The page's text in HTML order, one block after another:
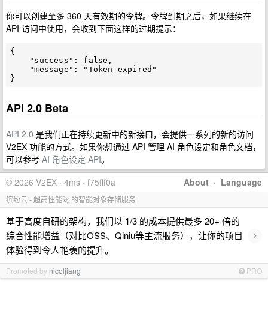
你可以创建至多 360 天有效期的令牌。令牌到期之后，如果继续在
API 访问中使用，会收到下面这样的过期提示：
{
}
API 2.0 Beta
API 2.0 是我们正在持续更新中的新接口，会提供一系列的新的访问
V2EX 功能的方式。如果你想通过 API 管理 AI 角色设定和角色文档，
可以参考 AI 角色设定 API。
About · Language
© 2026 V2EX · 4ms · f75fff0a
缤纷云 - 超高性能🚀 的智能对象存储服务
基于高度自研的架构，我们以 1/3 的成本提供最多 20+ 倍的
综合性能增益（对比OSS、Qiniu等主流服务），让你的项目
体验得到令人艳羡的提升。
›
Promoted by nicoljiang PRO